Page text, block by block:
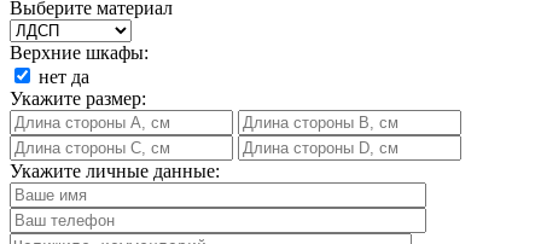
Выберите материал
Верхние шкафы:
нет да
Укажите размер:
Укажите личные данные: